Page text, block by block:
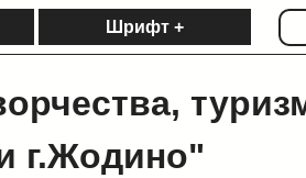
Шрифт +
г.Жодино"